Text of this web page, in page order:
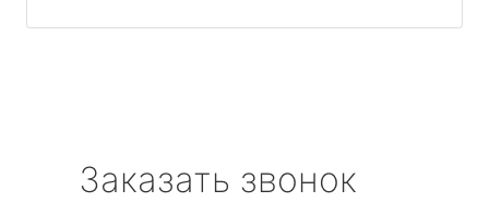
Заказать звонок